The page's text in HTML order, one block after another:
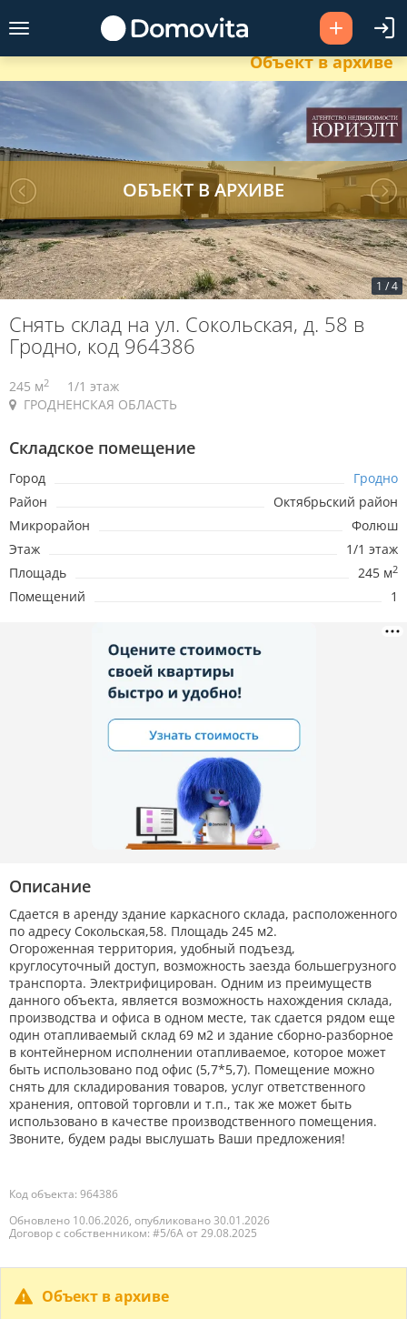
Объект в архиве
1 /4
Снять склад на ул. Сокольская, д. 58 в
Гродно, код 964386
245 м2
1/1 этаж
ГРОДНЕНСКАЯ ОБЛАСТЬ
Складское помещение
Город
Гродно
Район
Октябрьский район
Микрорайон
Фолюш
Этаж
1/1 этаж
Площадь
245 м2
Помещений 1
Описание
Сдается в аренду здание каркасного склада, расположенного
по адресу Сокольская,58. Площадь 245 м2.
Огороженная территория, удобный подъезд,
круглосуточный доступ, возможность заезда большегрузного
транспорта. Электрифицирован. Одним из преимуществ
данного объекта, является возможность нахождения склада,
производства и офиса в одном месте, так сдается рядом еще
один отапливаемый склад 69 м2 и здание сборно-разборное
в контейнерном исполнении отапливаемое, которое может
быть использовано под офис (5,7*5,7). Помещение можно
снять для складирования товаров, услуг ответственного
хранения, оптовой торговли и т.п., так же может быть
использовано в качестве производственного помещения.
Звоните, будем рады выслушать Ваши предложения!
Код объекта: 964386
Обновлено 10.06.2026, опубликовано 30.01.2026
Договор с собственником: #5/6А от 29.08.2025
Объект в архиве